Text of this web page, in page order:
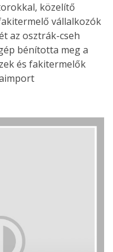
közelítő
vállalkozók
az osztrák-cseh
bénította meg a
és fakitermelők